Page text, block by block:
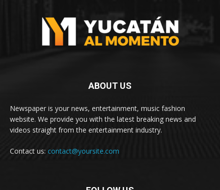
ABOUT US
Newspaper is your news, entertainment, music fashion
website. We provide you with the latest breaking news and
videos straight from the entertainment industry.
Contact us: contact@yoursite.com